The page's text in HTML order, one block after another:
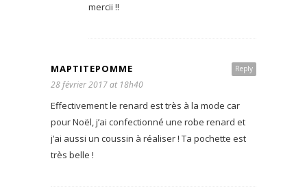
mercii !!
Reply
MAPTITEPOMME
28 février 2017 at 18h40
Effectivement le renard est très à la mode car
pour Noël, j’ai confectionné une robe renard et
j’ai aussi un coussin à réaliser ! Ta pochette est
très belle !